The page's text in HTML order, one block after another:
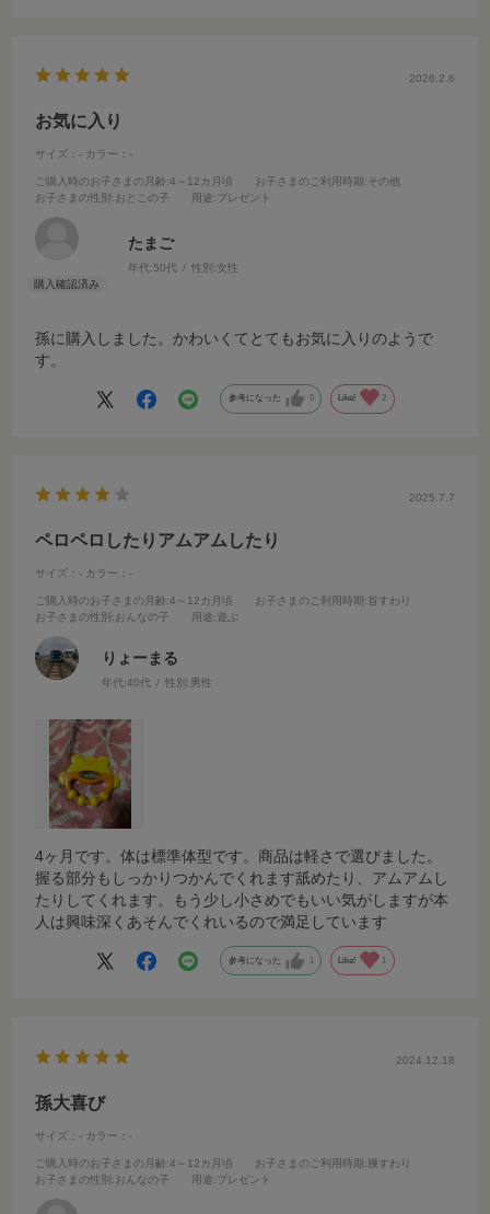
2026.2.6
お気に入り
サイズ：- カラー：-
ご購入時のお子さまの月齢:4～12カ月頃 お子さまのご利用時期 :その他
お子さまの性別 :おとこの子 用途:プレゼント
たまご
年代:50代 性別:女性
孫に購入しました。かわいくてとてもお気に入りのようで
す。
参考になった 0 Like! 2
2025.7.7
ペロペロしたりアムアムしたり
サイズ：- カラー：-
ご購入時のお子さまの月齢:4～12カ月頃 お子さまのご利用時期 :首すわり
お子さまの性別 :おんなの子 用途:遊ぶ
りょーまる
年代:40代 性別:男性
4ヶ月です。体は標準体型です。商品は軽さで選びました。
握る部分もしっかりつかんでくれます舐めたり、アムアムし
たりしてくれます。もう少し小さめでもいい気がしますが本
人は興味深くあそんでくれいるので満足しています
参考になった 1 Like! 1
2024.12.18
孫大喜び
サイズ：- カラー：-
ご購入時のお子さまの月齢:4～12カ月頃 お子さまのご利用時期 :腰すわり
お子さまの性別 :おんなの子 用途:プレゼント